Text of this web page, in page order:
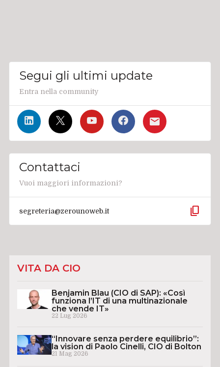
Segui gli ultimi update
Entra nella community
Contattaci
Vuoi maggiori informazioni?
segreteria@zerounoweb.it content_copy
VITA DA CIO
Benjamin Blau (CIO di SAP): «Così
funziona l’IT di una multinazionale
che vende IT»
22 Lug 2026
“Innovare senza perdere equilibrio”:
la vision di Paolo Cinelli, CIO di Bolton
21 Mag 2026